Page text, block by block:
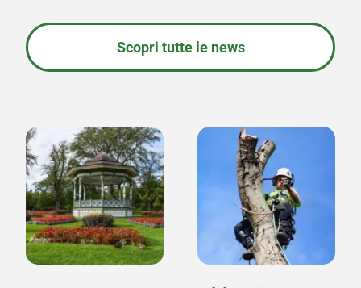
Scopri tutte le news